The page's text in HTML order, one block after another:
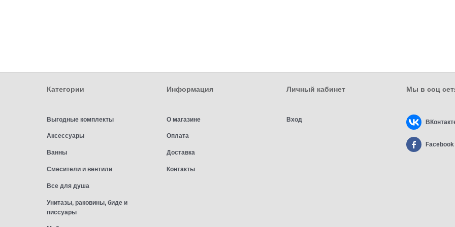
Категории
Выгодные комплекты
Аксессуары
Ванны
Смесители и вентили
Все для душа
Унитазы, раковины, биде и
писсуары
Информация
О магазине
Оплата
Доставка
Контакты
Личный кабинет
Вход
Мы в соц
Facebook